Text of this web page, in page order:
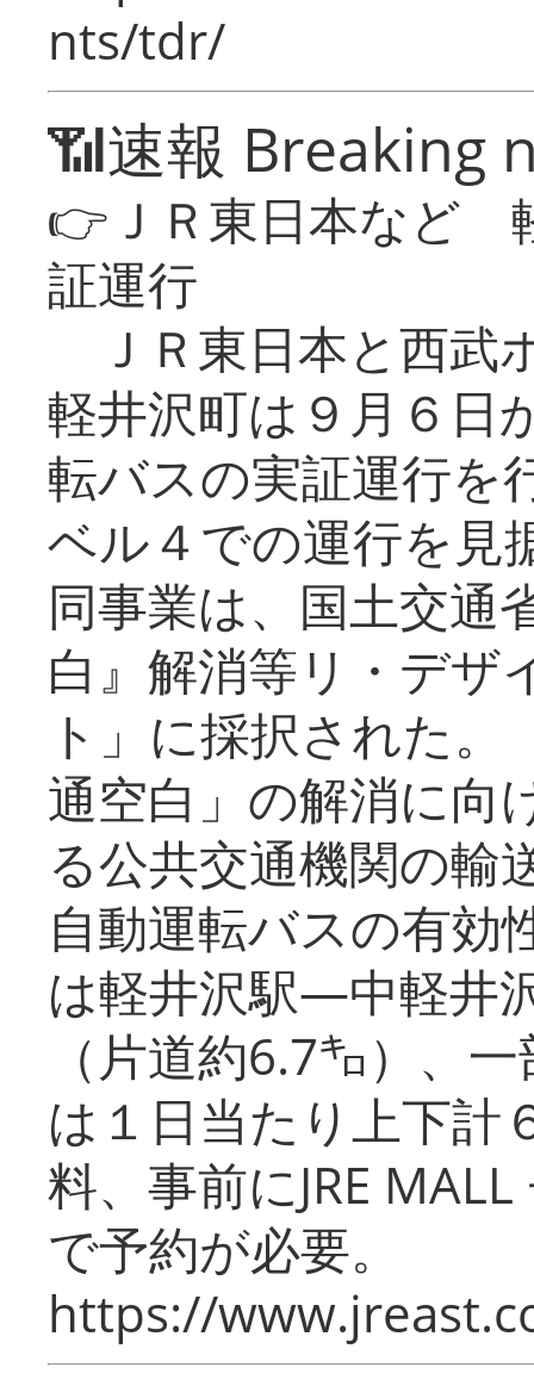
nts/tdr/
📶速報 Breaking
👉ＪＲ東日本など
証運行
ＪＲ東日本と西武
軽井沢町は９月６日
転バスの実証運行を
ベル４での運行を見
同事業は、国土交通
白』解消等リ・デザ
ト」に採択された
通空白」の解消に向
る公共交通機関の輸
自動運転バスの有効
は軽井沢駅―中軽井
（片道約6.7㌔）、
は１日当たり上下計
料、事前にJRE
で予約が必要。
https://